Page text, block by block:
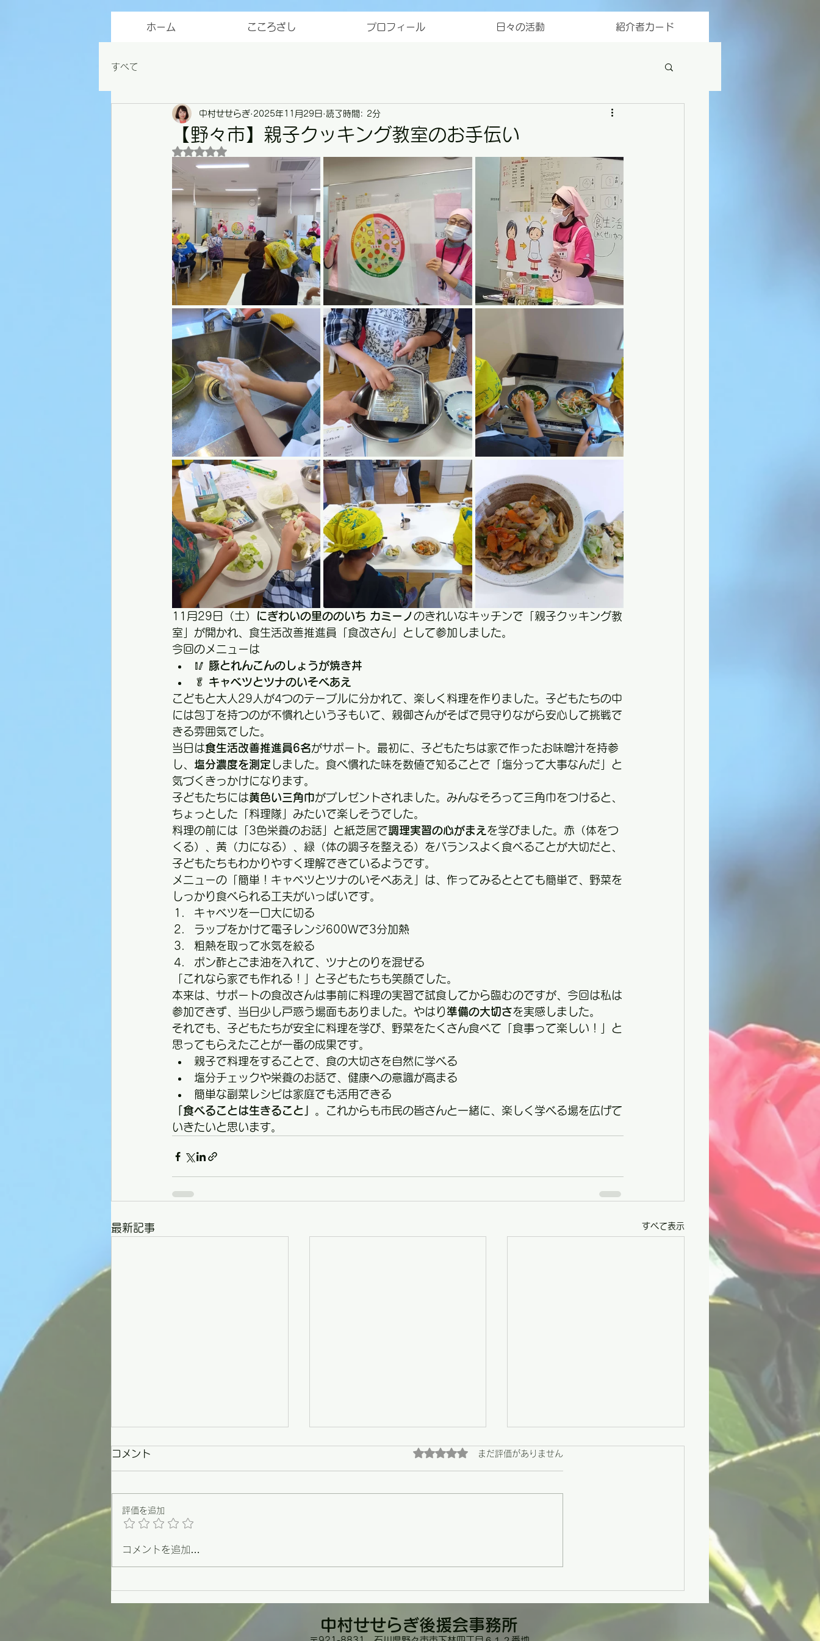
ホーム こころざし プロフィール 日々の活動 紹介者カード
すべて
【野々市】親子クッキング教室のお手伝い
中村せせらぎ 2025年11月29日 読了時間: 2分
5つ星のうちNaNと評価されています。
11月29日（土） にぎわいの里ののいち カミーノのきれいなキッチンで「親子クッキング教
室」が開かれ、食生活改善推進員「食改さん」として参加しました。
今回のメニューは
🥢 豚とれんこんのしょうが焼き丼
🥬 キャベツとツナのいそべあえ
こどもと大人29人が4つのテーブルに分かれて、楽しく料理を作りました。子どもたちの中
には包丁を持つのが不慣れという子もいて、親御さんがそばで見守りながら安心して挑戦で
きる雰囲気でした。
当日は食生活改善推進員6名がサポート。最初に、子どもたちは家で作ったお味噌汁を持参
し、 塩分濃度を測定 しました。食べ慣れた味を数値で知ることで「塩分って大事なんだ」と
気づくきっかけになります。
子どもたちには黄色い三角巾がプレゼントされました。みんなそろって三角巾をつけると、
ちょっとした「料理隊」みたいで楽しそうでした。
料理の前には「3色栄養のお話」と紙芝居で調理実習の心がまえ を学びました。赤（体をつ
くる）、黄（力になる）、緑（体の調子を整える）をバランスよく食べることが大切だと、
子どもたちもわかりやすく理解できているようです。
メニューの「簡単！キャベツとツナのいそべあえ」は、作ってみるととても簡単で、野菜を
しっかり食べられる工夫がいっぱいです。
キャベツを一口大に切る
ラップをかけて電子レンジ600Wで3分加熱
粗熱を取って水気を絞る
ポン酢とごま油を入れて、ツナとのりを混ぜる
「これなら家でも作れる！」と子どもたちも笑顔でした。
本来は、サポートの食改さんは事前に料理の実習で試食してから臨むのですが、今回は私は
参加できず、当日少し戸惑う場面もありました。やはり 準備の大切さを実感しました。
それでも、子どもたちが安全に料理を学び、野菜をたくさん食べて「食事って楽しい！」と
思ってもらえたことが一番の成果です。
親子で料理をすることで、食の大切さを自然に学べる
塩分チェックや栄養のお話で、健康への意識が高まる
簡単な副菜レシピは家庭でも活用できる
「食べることは生きること」
。これからも市民の皆さんと一緒に、楽しく学べる場を広げて
いきたいと思います。
最新記事 すべて表示
【野々市】条例づくりの原点
コメント 5つ星のうち0と評価されています。
まだ評価がありません
評価を追加
コメントを追加…
中村せせらぎ後援会事務所